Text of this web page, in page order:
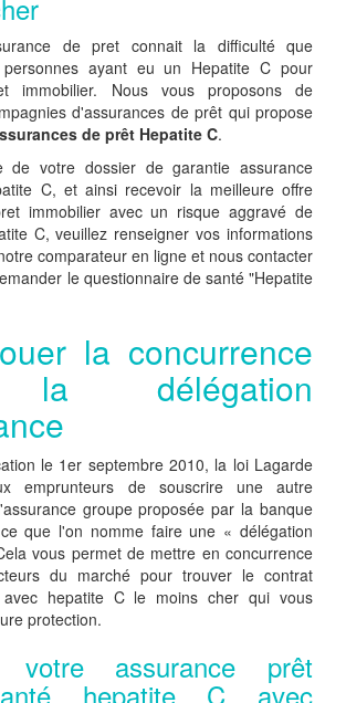
de pret connait la difficulté que
ayant eu un Hepatite C pour
immobilier. Nous vous proposons de
d'assurances de prêt qui propose
de prêt Hepatite C.
de votre dossier de garantie assurance
C, et ainsi recevoir la meilleure offre
immobilier avec un risque aggravé de
C, veuillez renseigner vos informations
comparateur en ligne et nous contacter
le questionnaire de santé "Hepatite
la concurrence
délégation
le 1er septembre 2010, la loi Lagarde
emprunteurs de souscrire une autre
groupe proposée par la banque
que l'on nomme faire une « délégation
vous permet de mettre en concurrence
du marché pour trouver le contrat
avec hepatite C le moins cher qui vous
protection.
votre assurance prêt
hepatite C avec